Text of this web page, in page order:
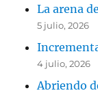
La arena
5 julio, 2026
4 julio, 2026
Abriendo